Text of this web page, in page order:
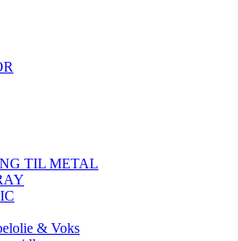
TIL METAL
& Voks